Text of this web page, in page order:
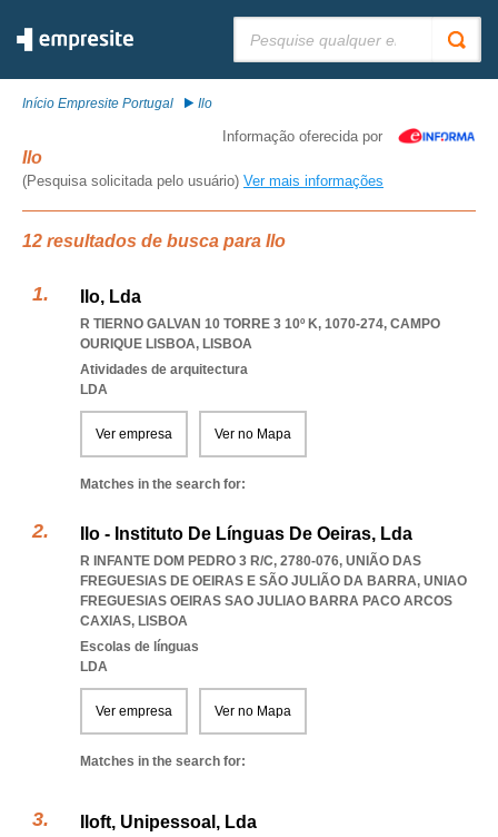
Início Empresite Portugal Ilo
Informação oferecida por
Ilo
(Pesquisa solicitada pelo usuário) Ver mais informações
12 resultados de busca para Ilo
Ilo, Lda
R TIERNO GALVAN 10 TORRE 3 10º K, 1070-274, CAMPO
OURIQUE LISBOA, LISBOA
Atividades de arquitectura
LDA
Ver empresa Ver no Mapa
Matches in the search for:
Ilo - Instituto De Línguas De Oeiras, Lda
R INFANTE DOM PEDRO 3 R/C, 2780-076, UNIÃO DAS
FREGUESIAS DE OEIRAS E SÃO JULIÃO DA BARRA, UNIAO
FREGUESIAS OEIRAS SAO JULIAO BARRA PACO ARCOS
CAXIAS, LISBOA
Escolas de línguas
LDA
Ver empresa Ver no Mapa
Matches in the search for:
Iloft, Unipessoal, Lda